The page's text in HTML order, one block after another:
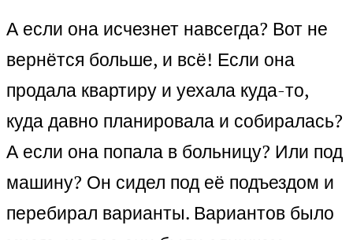
А если она исчезнет навсегда? Вот не
вернётся больше, и всё! Если она
продала квартиру и уехала куда-то,
куда давно планировала и собиралась?
А если она попала в больницу? Или под
машину? Он сидел под её подъездом и
перебирал варианты. Вариантов было